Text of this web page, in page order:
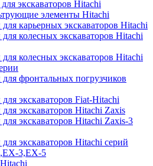
экскаваторов Hitachi
элементы Hitachi
карьерных экскаваторов Hitachi
колесных экскаваторов Hitachi
колесных экскаваторов Hitachi
фронтальных погрузчиков
экскаваторов Fiat-Hitachi
экскаваторов Hitachi Zaxis
экскаваторов Hitachi Zaxis-3
экскаваторов Hitachi серий
3,EX-5